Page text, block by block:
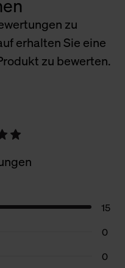
zu
erhalten Sie eine
zu bewerten.
15
0
0